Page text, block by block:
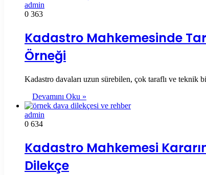
admin
0 363
Kadastro Mahkemesinde
Örneği
Kadastro davaları uzun sürebilen, çok taraflı ve teknik
Devamını Oku »
admin
0 634
Kadastro Mahkemesi
Dilekçe